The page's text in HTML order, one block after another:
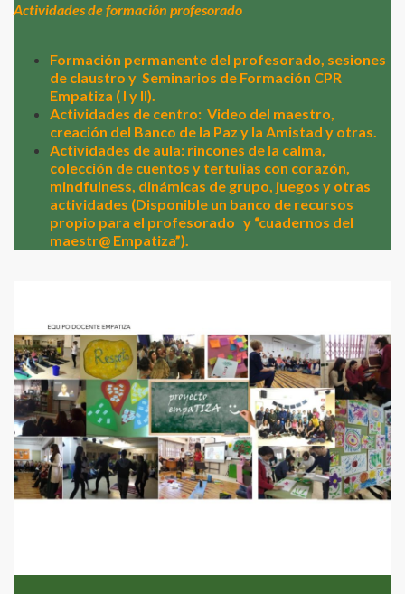
Actividades de formación profesorado
Formación permanente del profesorado, sesiones
de claustro y Seminarios de Formación CPR
Empatiza ( I y II).
Actividades de centro: Video del maestro,
creación del Banco de la Paz y la Amistad y otras.
Actividades de aula: rincones de la calma,
colección de cuentos y tertulias con corazón,
mindfulness, dinámicas de grupo, juegos y otras
actividades (Disponible un banco de recursos
propio para el profesorado y “cuadernos del
maestr@ Empatiza”).